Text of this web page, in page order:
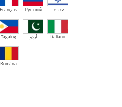
Français Русский עברית
Tagalog اُردو Italiano
Română